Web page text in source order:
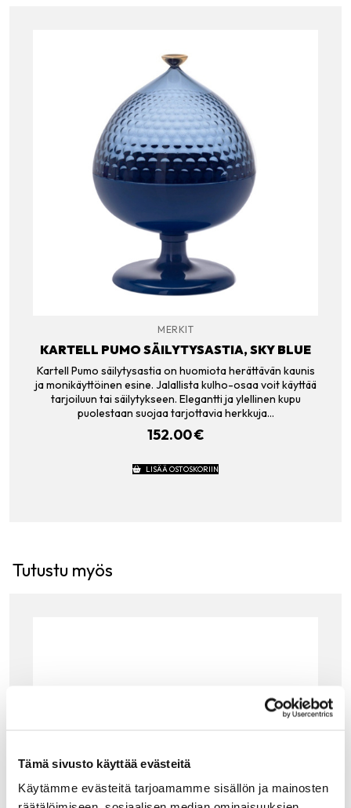
Tämä sivusto käyttää evästeitä
Käytämme evästeitä tarjoamamme sisällön ja mainosten
MERKIT
KARTELL PUMO SÄILYTYSASTIA, SKY BLUE
Kartell Pumo säilytysastia on huomiota herättävän kaunis
ja monikäyttöinen esine. Jalallista kulho-osaa voit käyttää
tarjoiluun tai säilytykseen. Elegantti ja ylellinen kupu
puolestaan suojaa tarjottavia herkkuja…
152.00€
LISÄÄ OSTOSKORIIN
Tutustu myös